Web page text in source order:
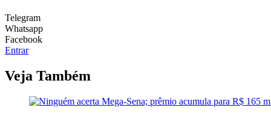
Telegram
Whatsapp
Facebook
Entrar
Veja Também